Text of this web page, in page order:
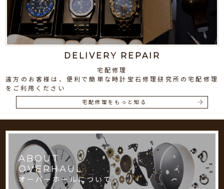
DELIVERY REPAIR
宅配修理
遠方のお客様は、便利で簡単な時計宝石修理研究所の宅配修理
をご利用ください
宅配修理をもっと知る
ABOUT
OVERHAUL
オーバーホールについて